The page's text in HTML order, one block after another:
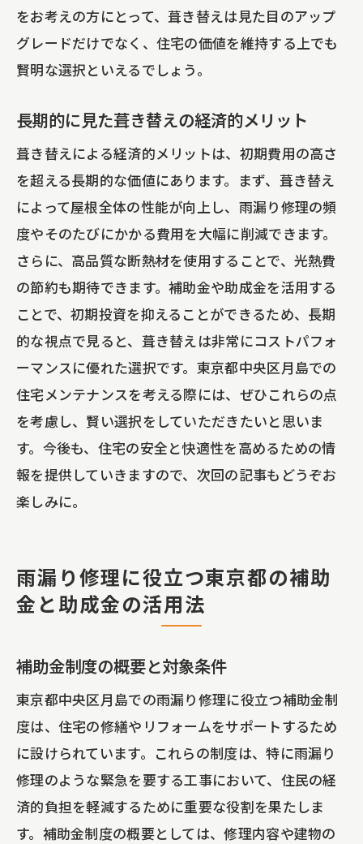
をお考えの方にとって、葺き替えは見た目のアップ
グレードだけでなく、住宅の価値を維持する上でも
賢明な選択といえるでしょう。
長期的に見た葺き替えの経済的メリット
葺き替えによる経済的メリットは、初期費用の高さ
を超える長期的な価値にあります。まず、葺き替え
によって屋根全体の性能が向上し、雨漏り修理の頻
度やそのたびにかかる費用を大幅に削減できます。
さらに、高品質な断熱材を使用することで、光熱費
の節約も期待できます。補助金や助成金を活用する
ことで、初期投資を抑えることができるため、長期
的な視点で見ると、葺き替えは非常にコストパフォ
ーマンスに優れた選択です。東京都中央区月島での
住宅メンテナンスを考える際には、ぜひこれらの点
を考慮し、賢い選択をしていただきたいと思いま
す。今後も、住宅の安全と快適性を高めるための情
報を提供していきますので、次回の記事もどうぞお
楽しみに。
雨漏り修理に役立つ東京都の補助
金と助成金の活用法
補助金制度の概要と対象条件
東京都中央区月島での雨漏り修理に役立つ補助金制
度は、住宅の修繕やリフォームをサポートするため
に設けられています。これらの制度は、特に雨漏り
修理のような緊急を要する工事において、住民の経
済的負担を軽減するために重要な役割を果たしま
す。補助金制度の概要としては、修理内容や建物の